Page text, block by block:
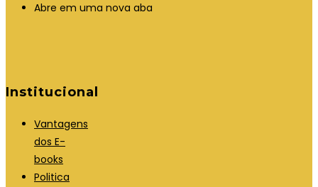
Abre em uma nova aba
Institucional
Vantagens
dos E-
books
Politica